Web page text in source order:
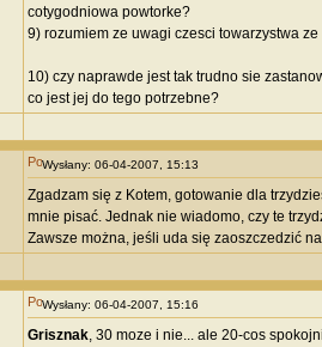
cotygodniowa powtorke?
9) rozumiem ze uwagi czesci towarzystwa
10) czy naprawde jest tak trudno sie
co jest jej do tego potrzebne?
Wysłany: 06-04-2007, 15:13
Zgadzam się z Kotem, gotowanie dla
mnie pisać. Jednak nie wiadomo, czy te
Zawsze można, jeśli uda się zaoszczedzić
Wysłany: 06-04-2007, 15:16
Grisznak, 30 moze i nie... ale 20-cos